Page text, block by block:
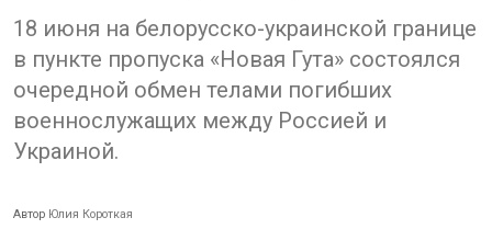
18 июня на белорусско-украинской границе
в пункте пропуска «Новая Гута» состоялся
очередной обмен телами погибших
военнослужащих между Россией и
Украиной.
Автор Юлия Короткая